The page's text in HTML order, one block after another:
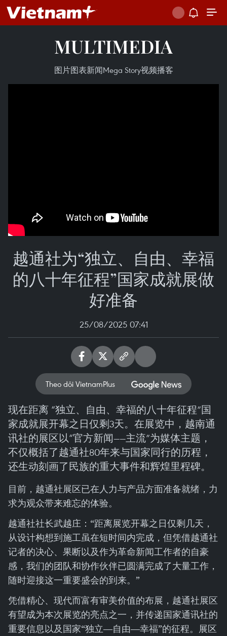
MULTIMEDIA
图片图表新闻Mega Story视频播客
越通社为“独立、自由、幸福
的八十年征程”国家成就展做
好准备
25/08/2025 07:41
Theo dõi VietnamPlus
现在距离 “独立、自由、幸福的八十年征程”国
家成就展开幕之日仅剩3天。在展览中，越南通
讯社的展区以“官方新闻——主流”为媒体主题，
不仅概括了越通社80年来与国家同行的历程，
还生动刻画了民族的重大事件和辉煌里程碑。
目前，越通社展区已在人力与产品方面准备就绪，力
求为观众带来难忘的体验。
越通社社长武越庄：“距离展览开幕之日仅剩几天，
从设计构想到施工虽在短时间内完成，但凭借越通社
记者的决心、果断以及作为革命新闻工作者的自豪
感，我们的团队和协作伙伴已圆满完成了大量工作，
随时迎接这一重要盛会的到来。”
凭借精心、现代而富有审美价值的布展，越通社展区
有望成为本次展览的亮点之一，并传递国家通讯社的
重要信息以及国家“独立—自由—幸福”的征程。展区